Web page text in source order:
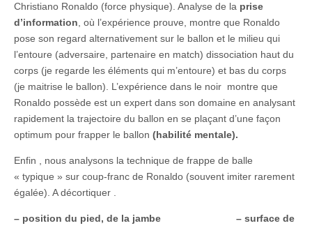
Christiano Ronaldo (force physique). Analyse de la prise
d’information , où l’expérience prouve, montre que Ronaldo
pose son regard alternativement sur le ballon et le milieu qui
l’entoure (adversaire, partenaire en match) dissociation haut du
corps (je regarde les éléments qui m’entoure) et bas du corps
(je maitrise le ballon). L’expérience dans le noir montre que
Ronaldo possède est un expert dans son domaine en analysant
rapidement la trajectoire du ballon en se plaçant d’une façon
optimum pour frapper le ballon (habilité mentale).
Enfin , nous analysons la technique de frappe de balle
« typique » sur coup-franc de Ronaldo (souvent imiter rarement
égalée). A décortiquer .
– position du pied, de la jambe – surface de